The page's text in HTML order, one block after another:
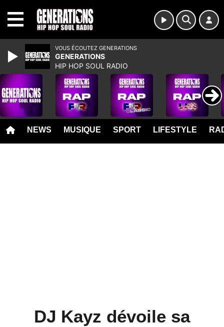
NEWS MUSIQUE SPORT LIFESTYLE
DJ Kayz dévoile sa
VOUS ÉCOUTEZ GENERATIONS
GENERATIONS
HIP HOP SOUL RADIO